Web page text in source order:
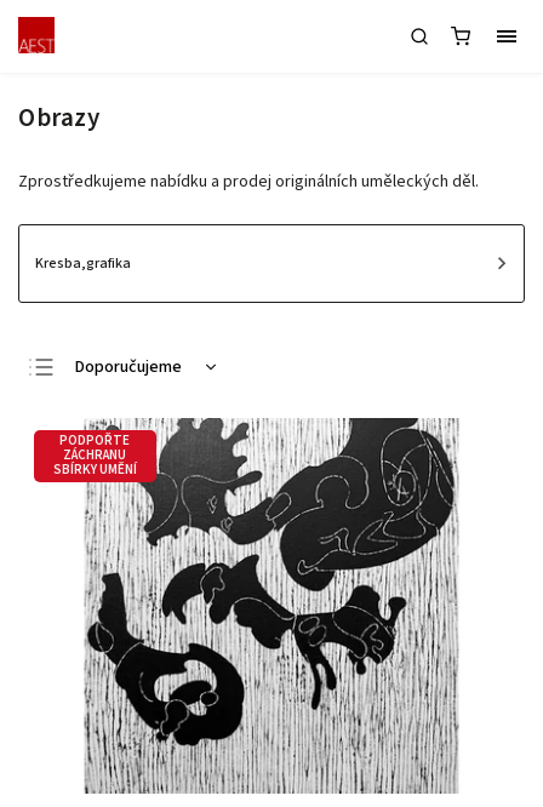
Obrazy
Zprostředkujeme nabídku a prodej originálních uměleckých děl.
Kresba,grafika
Doporučujeme
Nejdražší
Nejprodávanější
Abecedně
PODPOŘTE
ZÁCHRANU
SBÍRKY UMĚNÍ